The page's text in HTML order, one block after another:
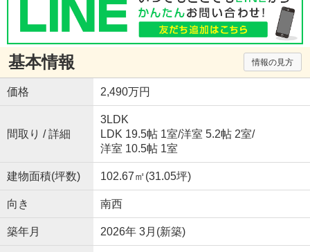
基本情報 情報の見方
価格 2,490万円
間取り / 詳細
3LDK
LDK 19.5帖 1室/洋室 5.2帖 2室/
洋室 10.5帖 1室
建物面積(坪数) 102.67㎡(31.05坪)
向き 南西
築年月 2026年 3月(新築)